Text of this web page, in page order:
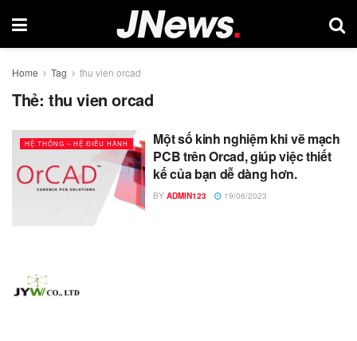
Home Tag thu vien orcad
Thẻ: thu vien orcad
HỆ THỐNG – HỆ ĐIỀU HÀNH
Một số kinh nghiệm khi vẽ mạch
PCB trên Orcad, giúp việc thiết
kế của bạn dễ dàng hơn.
BY ADMIN123 19/06/2023